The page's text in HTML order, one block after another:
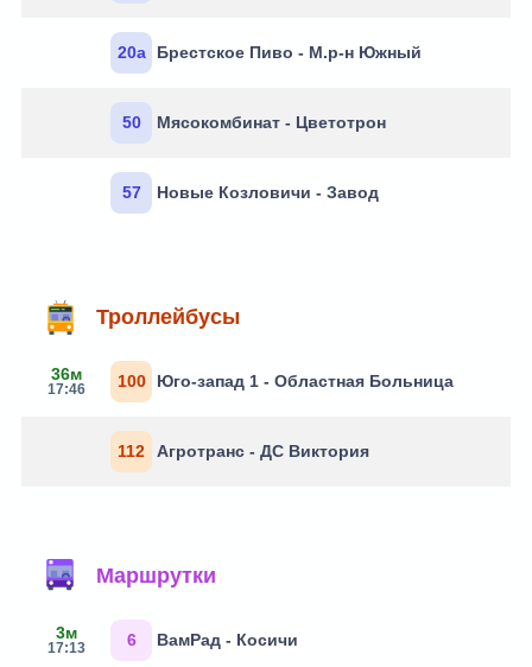
20а Брестское Пиво - М.р-н Южный
50 Мясокомбинат - Цветотрон
57 Новые Козловичи - Завод
Троллейбусы
36м
17:46 100 Юго-запад 1 - Областная Больница
112 Агротранс - ДС Виктория
Маршрутки
3м
17:13 6 ВамРад - Косичи